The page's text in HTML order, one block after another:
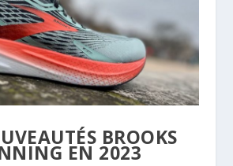
BROOKS
EN 2023